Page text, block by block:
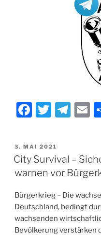
F
c
e
b
o
o
k
T
itt
er
T
gr
a
E
l
VERÖFFENTLICHT
AM
3. MAI 2021
City Survival –
warnen vor
Bürgerkrieg – Die
Deutschland, bedingt
wachsenden
Bevölkerung verstärken